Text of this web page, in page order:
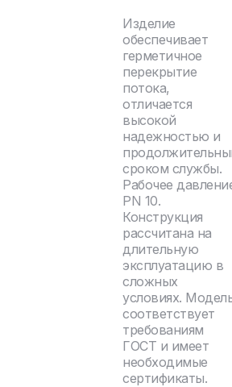
Изделие
обеспечивает
герметичное
перекрытие
потока,
отличается
высокой
надежностью и
сроком службы.
Рабочее
PN 10.
Конструкция
рассчитана на
длительную
эксплуатацию в
сложных
условиях.
соответствует
требованиям
ГОСТ и имеет
необходимые
сертификаты.